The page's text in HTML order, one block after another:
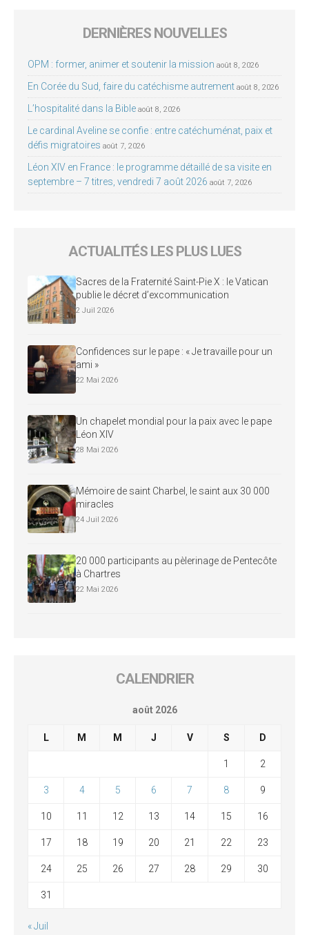
DERNIÈRES NOUVELLES
OPM : former, animer et soutenir la mission août 8, 2026
En Corée du Sud, faire du catéchisme autrement août 8, 2026
L’hospitalité dans la Bible août 8, 2026
Le cardinal Aveline se confie : entre catéchuménat, paix et
défis migratoires août 7, 2026
Léon XIV en France : le programme détaillé de sa visite en
septembre – 7 titres, vendredi 7 août 2026 août 7, 2026
ACTUALITÉS LES PLUS LUES
Sacres de la Fraternité Saint-Pie X : le Vatican
publie le décret d’excommunication
2 Juil 2026
Confidences sur le pape : « Je travaille pour un
ami »
22 Mai 2026
Un chapelet mondial pour la paix avec le pape
Léon XIV
28 Mai 2026
Mémoire de saint Charbel, le saint aux 30 000
miracles
24 Juil 2026
20 000 participants au pèlerinage de Pentecôte
à Chartres
22 Mai 2026
CALENDRIER
août 2026
L M M J V S D
1 2
3 4 5 6 7 8 9
10 11 12 13 14 15 16
17 18 19 20 21 22 23
24 25 26 27 28 29 30
31
« Juil